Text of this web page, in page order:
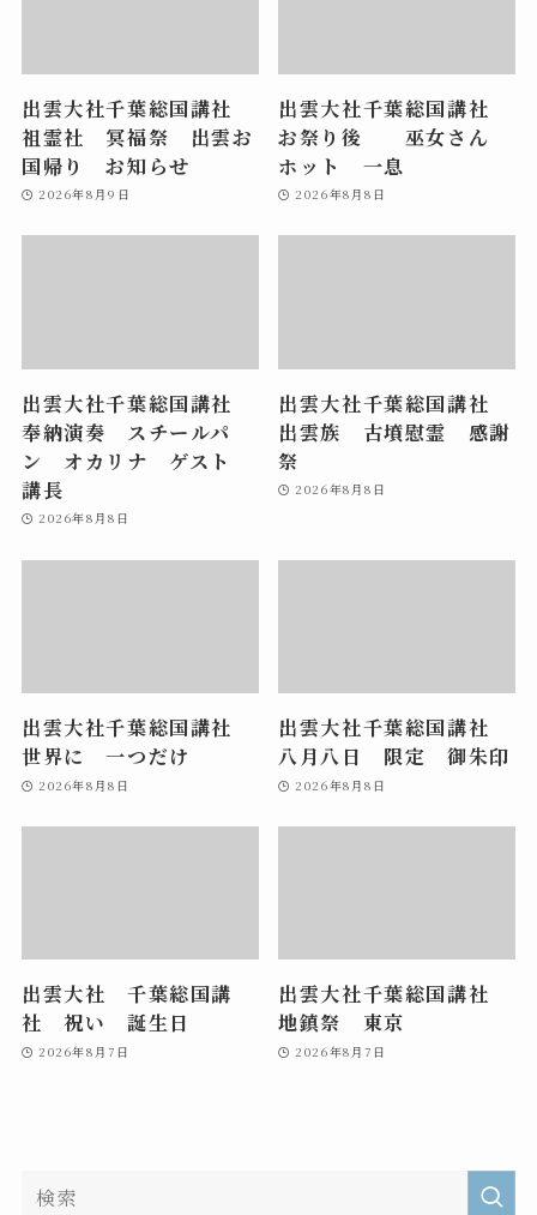
出雲大社千葉総国講社
祖霊社 冥福祭 出雲お
国帰り お知らせ
2026年8月9日
出雲大社千葉総国講社
お祭り後 巫女さん
ホット 一息
2026年8月8日
出雲大社千葉総国講社
奉納演奏 スチールパ
ン オカリナ ゲスト
講長
2026年8月8日
出雲大社千葉総国講社
出雲族 古墳慰霊 感謝
祭
2026年8月8日
出雲大社千葉総国講社
世界に 一つだけ
2026年8月8日
出雲大社千葉総国講社
八月八日 限定 御朱印
2026年8月8日
出雲大社 千葉総国講
社 祝い 誕生日
2026年8月7日
出雲大社千葉総国講社
地鎮祭 東京
2026年8月7日